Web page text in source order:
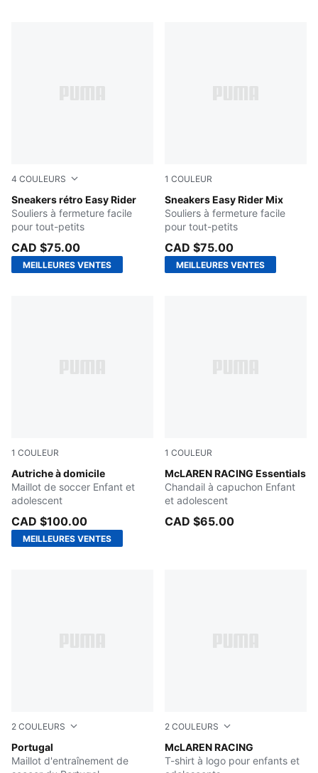
4 COULEURS
Sneakers rétro Easy Rider
PUMA Black-PUMA White
Souliers à fermeture facile
pour tout-petits
CAD $75.00
MEILLEURES VENTES
1 COULEUR
Sneakers Easy Rider Mix
PUMA White-PUMA Black
Souliers à fermeture facile
pour tout-petits
CAD $75.00
MEILLEURES VENTES
1 COULEUR
Autriche à domicile
PUMA Red-PUMA Black
Maillot de soccer Enfant et
adolescent
CAD $100.00
MEILLEURES VENTES
1 COULEUR
McLAREN RACING Essentials
Papaya
Chandail à capuchon Enfant
et adolescent
CAD $65.00
2 COULEURS
Portugal
Club Red-Silver Mist
Maillot d'entraînement de
2 COULEURS
McLAREN RACING
PUMA BLACK
T-shirt à logo pour enfants et